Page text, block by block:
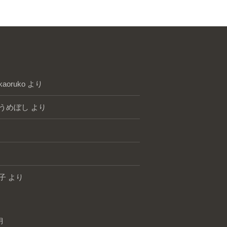
より
うめぼし より
より